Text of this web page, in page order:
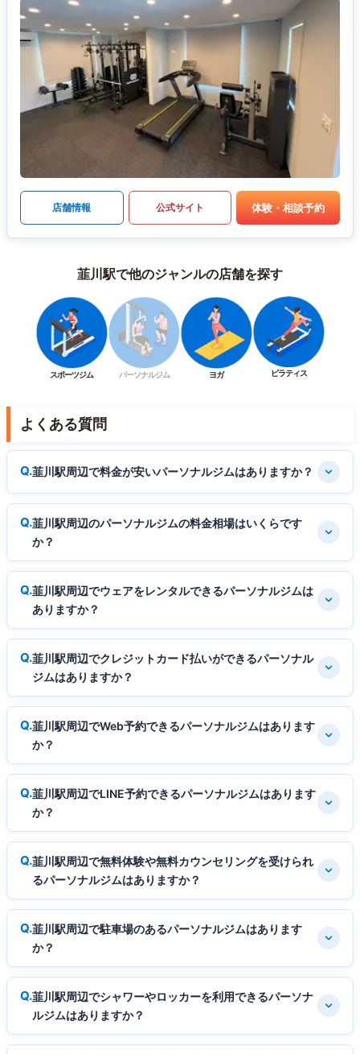
店舗情報 公式サイト 体験・相談予約
韮川駅で他のジャンルの店舗を探す
スポーツジム パーソナルジム ヨガ ピラティス
よくある質問
韮川駅周辺で料金が安いパーソナルジムはありますか？
韮川駅周辺のパーソナルジムの料金相場はいくらです
か？
韮川駅周辺でウェアをレンタルできるパーソナルジムは
ありますか？
韮川駅周辺でクレジットカード払いができるパーソナル
ジムはありますか？
韮川駅周辺でWeb予約できるパーソナルジムはあります
か？
韮川駅周辺でLINE予約できるパーソナルジムはあります
か？
韮川駅周辺で無料体験や無料カウンセリングを受けられ
るパーソナルジムはありますか？
韮川駅周辺で駐車場のあるパーソナルジムはあります
か？
韮川駅周辺でシャワーやロッカーを利用できるパーソナ
ルジムはありますか？